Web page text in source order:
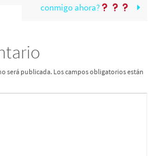
conmigo ahora?
será publicada. Los campos obligatorios están